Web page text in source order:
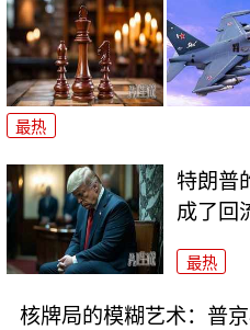
最热
特朗普
成了回
最热
核牌局的模糊艺术：普